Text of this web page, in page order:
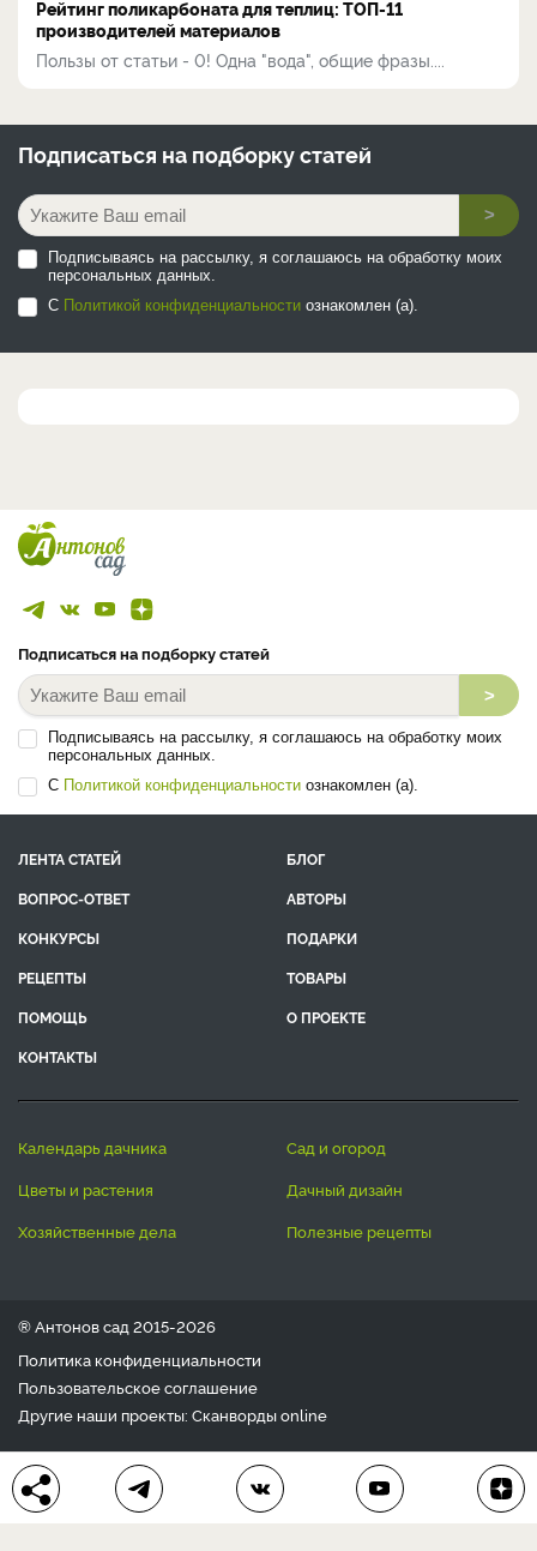
Рейтинг поликарбоната для теплиц: ТОП-11
производителей материалов
Пользы от статьи - 0! Одна "вода", общие фразы....
Подписаться на подборку статей
>
Подписываясь на рассылку, я соглашаюсь на обработку моих
персональных данных.
С Политикой конфиденциальности ознакомлен (а).
Подписаться на подборку статей
>
Подписываясь на рассылку, я соглашаюсь на обработку моих
персональных данных.
С Политикой конфиденциальности ознакомлен (а).
ЛЕНТА СТАТЕЙ
БЛОГ
ВОПРОС-ОТВЕТ
АВТОРЫ
КОНКУРСЫ
ПОДАРКИ
РЕЦЕПТЫ
ТОВАРЫ
ПОМОЩЬ
О ПРОЕКТЕ
КОНТАКТЫ
календарь дачника
сад и огород
цветы и растения
дачный дизайн
хозяйственные дела
полезные рецепты
® Антонов сад 2015-2026
Политика конфиденциальности
Пользовательское соглашение
Другие наши проекты: Сканвордыonline
Любое использование материала допускается только с
письменного согласия редакции